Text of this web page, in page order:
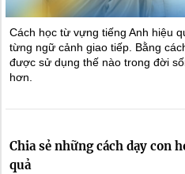
Cách học từ vựng tiếng Anh hiệu
từng ngữ cảnh giao tiếp. Bằng
được sử dụng thế nào trong đời
hơn.
Chia sẻ những cách dạy con
quả